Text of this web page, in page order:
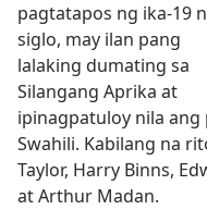
pagtatapos ng ika-19
siglo, may ilan pang
lalaking dumating sa
Silangang Aprika at
ipinagpatuloy nila ang
Swahili. Kabilang na
Taylor, Harry Binns,
at Arthur Madan.